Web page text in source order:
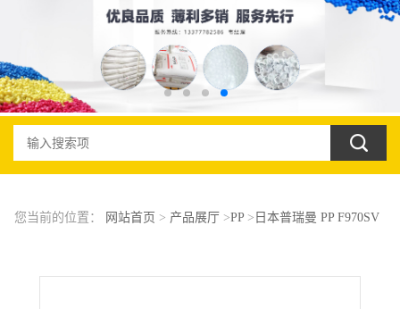
您当前的位置： 网站首页 > 产品展厅>PP> 日本普瑞曼 PP F970SV